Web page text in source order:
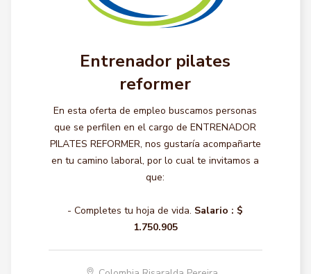
Entrenador pilates
reformer
En esta oferta de empleo buscamos personas
que se perfilen en el cargo de ENTRENADOR
PILATES REFORMER, nos gustaría acompañarte
en tu camino laboral, por lo cual te invitamos a
que:
- Completes tu hoja de vida. Salario : $
1.750.905